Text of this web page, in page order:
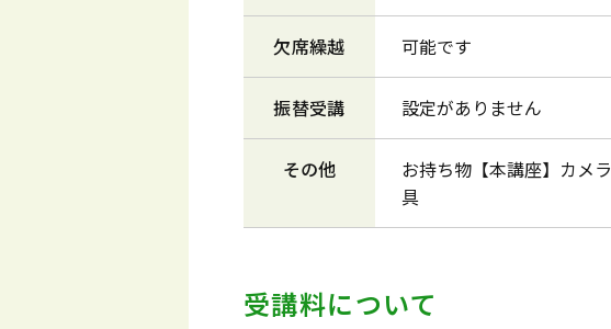
欠席繰越 可能です
振替受講 設定がありません
その他
お持ち物【本講座】カメ
具
受講料について